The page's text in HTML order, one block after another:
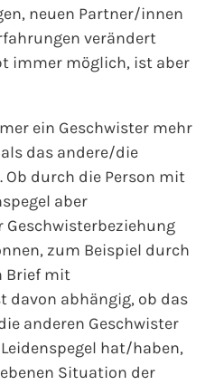
neuen Partner/innen
verändert
immer möglich, ist aber
ein Geschwister mehr
das andere/die
Ob durch die Person mit
aber
Geschwisterbeziehung
zum Beispiel durch
Brief mit
davon abhängig, ob das
anderen Geschwister
hat/haben,
Situation der